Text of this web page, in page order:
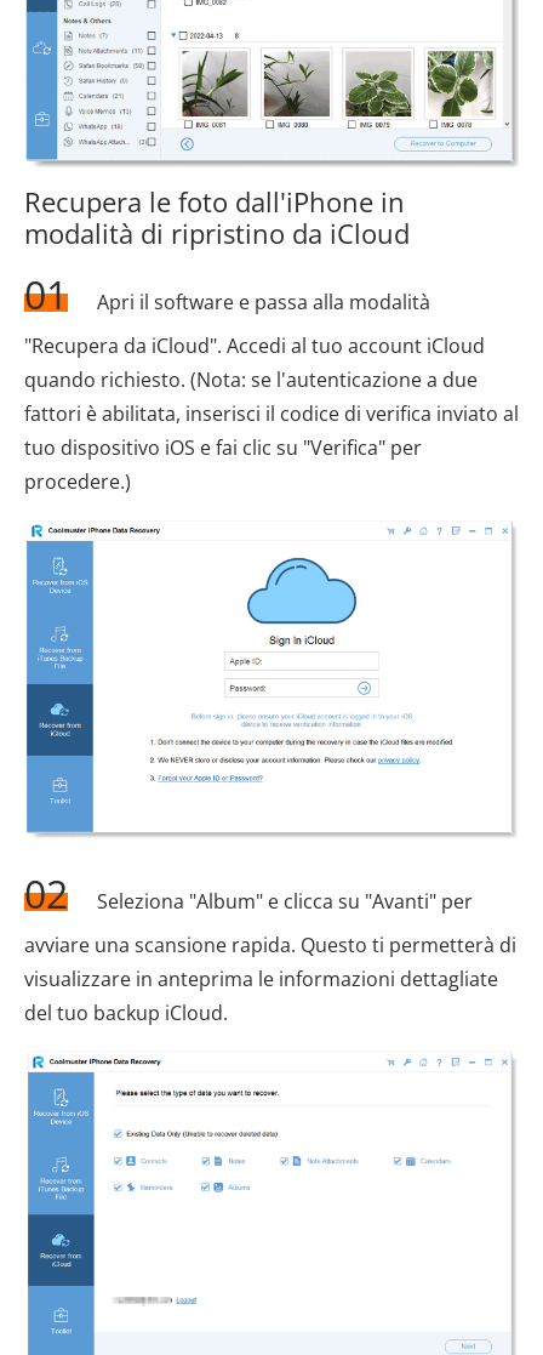
Recupera le foto dall'iPhone in
modalità di ripristino da iCloud
01
Apri il software e passa alla modalità
"Recupera da iCloud". Accedi al tuo account iCloud
quando richiesto. (Nota: se l'autenticazione a due
fattori è abilitata, inserisci il codice di verifica inviato al
tuo dispositivo iOS e fai clic su "Verifica" per
procedere.)
02
Seleziona "Album" e clicca su "Avanti" per
avviare una scansione rapida. Questo ti permetterà di
visualizzare in anteprima le informazioni dettagliate
del tuo backup iCloud.